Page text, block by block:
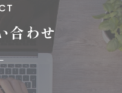
合わせ